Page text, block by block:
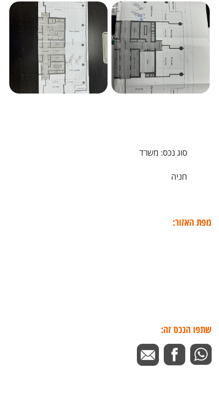
סוג נכס: משרד
חניה
מפת האזור:
שתפו הנכס זה: